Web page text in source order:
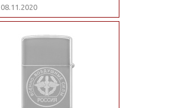
08.11.2020